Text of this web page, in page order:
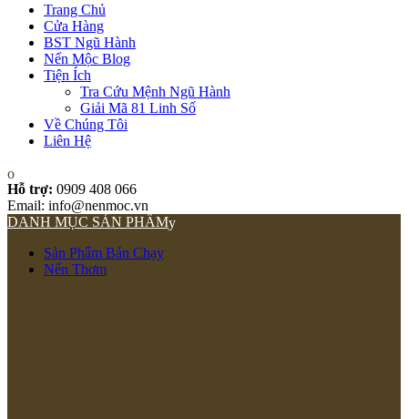
Trang Chủ
Cửa Hàng
BST Ngũ Hành
Nến Mộc Blog
Tiện Ích
Tra Cứu Mệnh Ngũ Hành
Giải Mã 81 Linh Số
Về Chúng Tôi
Liên Hệ
Hỗ trợ: 0909 408 066
Email: info@nenmoc.vn
DANH MỤC SẢN PHẨM
Sản Phẩm Bán Chạy
Nến Thơm